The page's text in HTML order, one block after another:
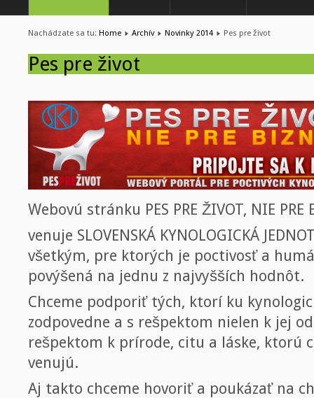
Nachádzate sa tu: Home Archív Novinky 2014 Pes pre život
Pes pre život
Webovú stránku PES PRE ŽIVOT, NIE PRE
venuje SLOVENSKÁ KYNOLOGICKÁ
všetkým, pre ktorých je poctivosť a
povýšená na jednu z najvyšších hodnôt.
Chceme podporiť tých, ktorí ku
zodpovedne a s rešpektom nielen k jej
rešpektom k prírode, citu a láske, ktorú
venujú.
Aj takto chceme hovoriť a poukázať na